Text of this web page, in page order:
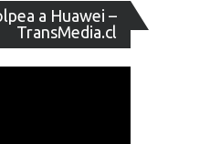
a Huawei –
TransMedia.cl
de
vídeo